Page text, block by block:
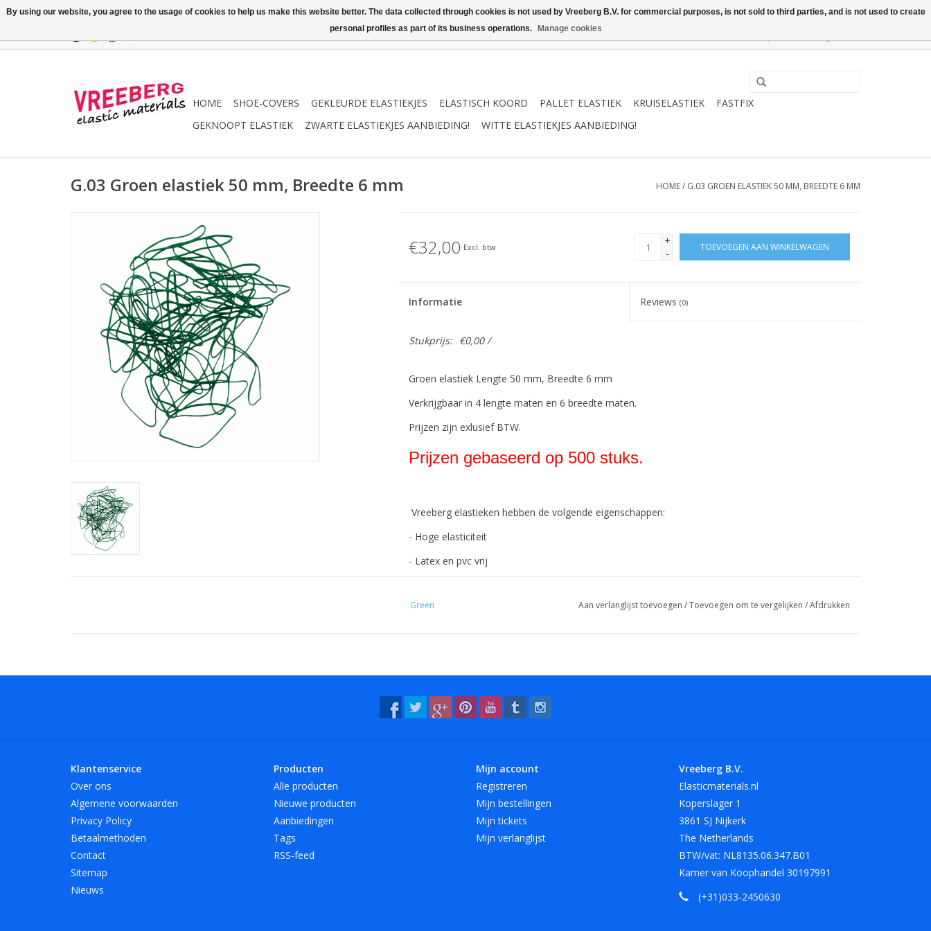
HOME SHOE-COVERS GEKLEURDE ELASTIEKJES ELASTISCH KOORD PALLET ELASTIEK KRUISELASTIEK
FASTFIX
GEKNOOPT ELASTIEK
ZWARTE ELASTIEKJES AANBIEDING! WITTE ELASTIEKJES AANBIEDING!
G.03 Groen elastiek 50 mm, Breedte 6 mm HOME/ G.03 GROEN ELASTIEK 50 MM, BREEDTE 6 MM
€32,00 Excl. btw
+
-
TOEVOEGEN AAN WINKELWAGEN
Informatie Reviews(0)
Stukprijs: €0,00 /
Groen elastiek Lengte 50 mm, Breedte 6 mm
Verkrijgbaar in 4 lengte maten en 6 breedte maten.
Prijzen zijn exlusief BTW.
Prijzen gebaseerd op 500 stuks.
Vreeberg elastieken hebben de volgende eigenschappen:
- Hoge elasticiteit
- Latex en pvc vrij
- Bestendig tegen water en veel chemicaliën (wasbaar!).
Speciaal voor A4 hebben we elastiek met een lengte van 180 mm in het rood, wit en zwart.
Green Aan verlanglijst toevoegen /Toevoegen om te vergelijken /Afdrukken
Klantenservice
Over ons
Algemene voorwaarden
Privacy Policy
Betaalmethoden
Contact
Sitemap
Nieuws
Producten
Alle producten
Nieuwe producten
Aanbiedingen
Tags
RSS-feed
Mijn account
Registreren
Mijn bestellingen
Mijn tickets
Mijn verlanglijst
Vreeberg B.V.
Elasticmaterials.nl
Koperslager 1
3861 SJ Nijkerk
The Netherlands
BTW/vat: NL8135.06.347.B01
Kamer van Koophandel 30197991
(+31)033-2450630
By using our website, you agree to the usage of cookies to help us make this website better. The data collected through cookies is not used by Vreeberg B.V. for commercial purposes, is not sold to third parties, and is not used to create
personal profiles as part of its business operations.
Manage cookies